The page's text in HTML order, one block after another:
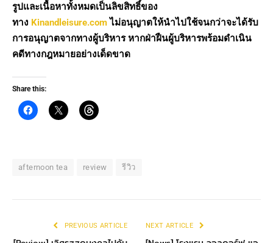
รูปและเนื้อหาทั้งหมดเป็นลิขสิทธิ์ของ
ทาง Kinandleisure.com ไม่อนุญาตให้นำไปใช้จนกว่าจะได้รับ
การอนุญาตจากทางผู้บริหาร หากฝ่าฝืนผู้บริหารพร้อมดำเนิน
คดีทางกฎหมายอย่างเด็ดขาด
Share this:
afternoon tea review รีวิว
PREVIOUS ARTICLE NEXT ARTICLE